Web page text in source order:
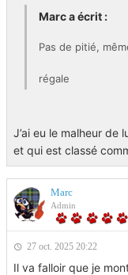
Marc a écrit :
Pas de pitié,
régale
J’ai eu le malheur
et qui est classé
Marc
Admin
27 oct. 2025 20:22
Il va falloir que je